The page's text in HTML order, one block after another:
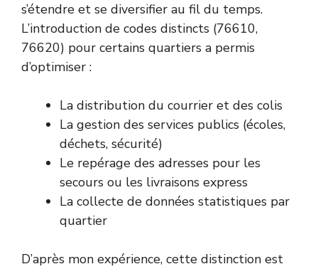
s’étendre et se diversifier au fil du temps.
L’introduction de codes distincts (76610,
76620) pour certains quartiers a permis
d’optimiser :
La distribution du courrier et des colis
La gestion des services publics (écoles,
déchets, sécurité)
Le repérage des adresses pour les
secours ou les livraisons express
La collecte de données statistiques par
quartier
D’après mon expérience, cette distinction est